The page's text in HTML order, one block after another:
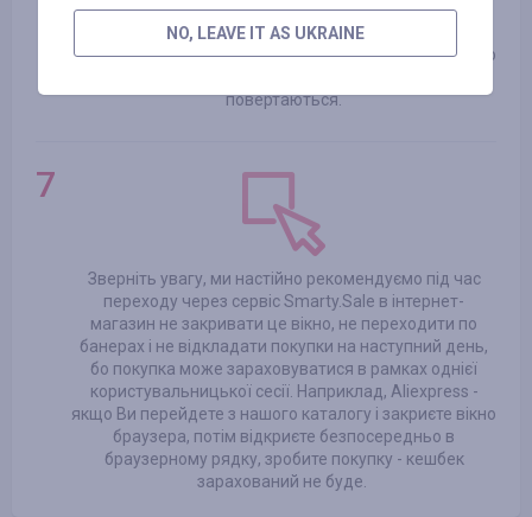
У мить здійснення покупки постарайтеся не
переходити по рекламних банерах на сторонніх
сайтах, в тому числі й у деяких інтернет-магазинах, бо
повертаються.
Зверніть увагу, ми настійно рекомендуємо під час
переходу через сервіс Smarty.Sale в інтернет-
магазин не закривати це вікно, не переходити по
банерах і не відкладати покупки на наступний день,
бо покупка може зараховуватися в рамках однієї
користувальницької сесії. Наприклад, Aliexpress -
якщо Ви перейдете з нашого каталогу і закриєте вікно
браузера, потім відкриєте безпосередньо в
браузерному рядку, зробите покупку - кешбек
зарахований не буде.
NO, LEAVE IT AS UKRAINE